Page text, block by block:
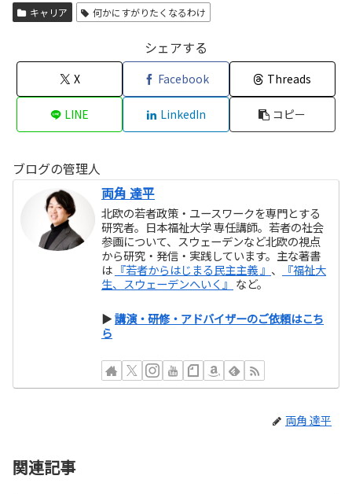
キャリア 何かにすがりたくなるわけ
シェアする
X Facebook Threads
LINE LinkedIn コピー
ブログの管理人
両角 達平
北欧の若者政策・ユースワークを専門とする
研究者。日本福祉大学 専任講師。若者の社会
参画について、スウェーデンなど北欧の視点
から研究・発信・実践しています。主な著書
は 『若者からはじまる民主主義 』 、
『福祉大
生、スウェーデンへいく』 など。
▶講演・研修・アドバイザーのご依頼はこち
ら
両角 達平
関連記事